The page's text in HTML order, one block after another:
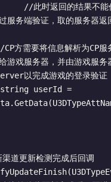
服务端验证，取的服务器返
游戏服务器，并由游戏服务
以完成游戏的登录验证